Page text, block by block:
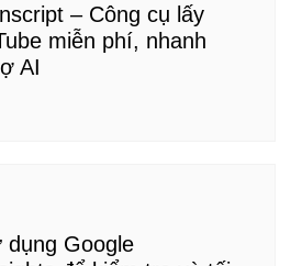
– Công cụ lấy
miễn phí, nhanh
AI
Google